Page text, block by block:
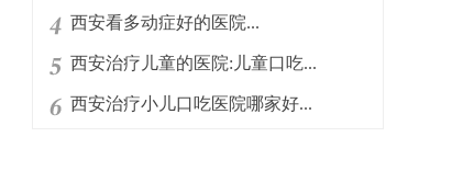
西安看多动症好的医院...
西安治疗儿童的医院:儿童口吃...
西安治疗小儿口吃医院哪家好...